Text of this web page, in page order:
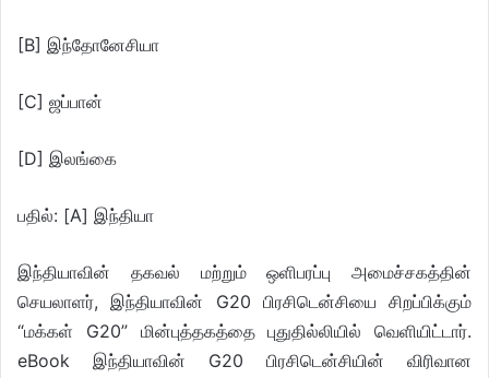
[B] இந்தோனேசியா
[C] ஜப்பான்
[D] இலங்கை
பதில்: [A] இந்தியா
இந்தியாவின் தகவல் மற்றும் ஒளிபரப்பு அமைச்சகத்தின்
செயலாளர், இந்தியாவின் G20 பிரசிடென்சியை சிறப்பிக்கும்
“மக்கள் G20” மின்புத்தகத்தை புதுதில்லியில் வெளியிட்டார்.
eBook இந்தியாவின் G20 பிரசிடென்சியின் விரிவான